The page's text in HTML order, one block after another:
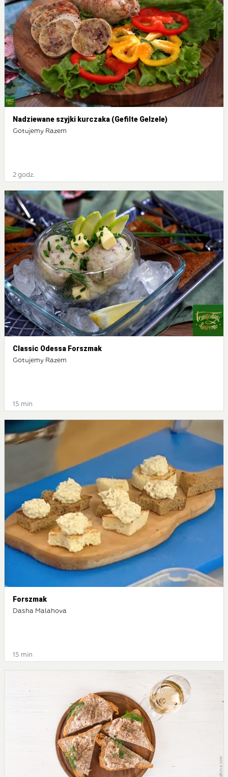
Nadziewane szyjki kurczaka (Gefilte Gelzele)
Gotujemy Razem
2 godz.
Classic Odessa Forszmak
Gotujemy Razem
15 min
Forszmak
Dasha Malahova
15 min